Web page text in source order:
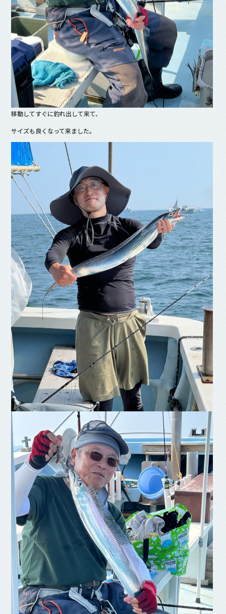
移動してすぐに釣れ出して来て、
サイズも良くなって来ました。